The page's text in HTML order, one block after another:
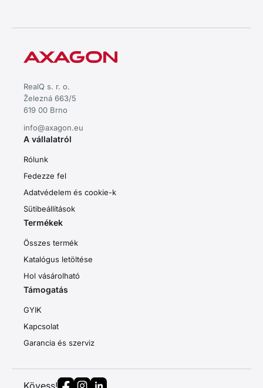
RealQ s. r. o.
Železná 663/5
619 00 Brno
info@axagon.eu
A vállalatról
Rólunk
Fedezze fel
Adatvédelem és cookie-k
Sütibeállítások
Termékek
Összes termék
Katalógus letöltése
Hol vásárolható
Támogatás
GYIK
Kapcsolat
Garancia és szerviz
Kövess!